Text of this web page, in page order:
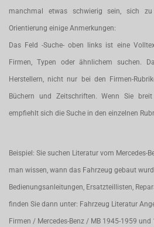
manchmal etwas schwierig sein, sich
Orientierung einige Anmerkungen:
Das Feld -Suche- oben links ist eine
Firmen, Typen oder ähnlichem suchen.
Herstellern, nicht nur bei den Firmen-
Büchern und Zeitschriften. Wenn Sie
empfiehlt sich die Suche in den einzelnen
Beispiel: Sie suchen Literatur vom Mercedes-
man wissen, wann das Fahrzeug gebaut
Bedienungsanleitungen, Ersatzteillisten,
finden Sie dann unter: Fahrzeug Literatur
Firmen / Mercedes-Benz / MB 1945-1959